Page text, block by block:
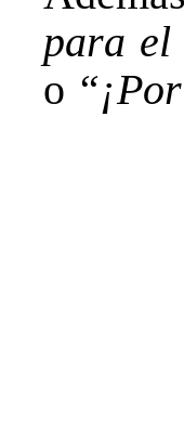
para el
o